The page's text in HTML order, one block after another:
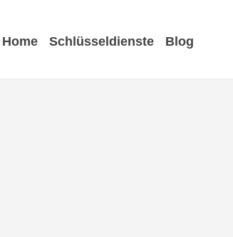
Home Schlüsseldienste Blog